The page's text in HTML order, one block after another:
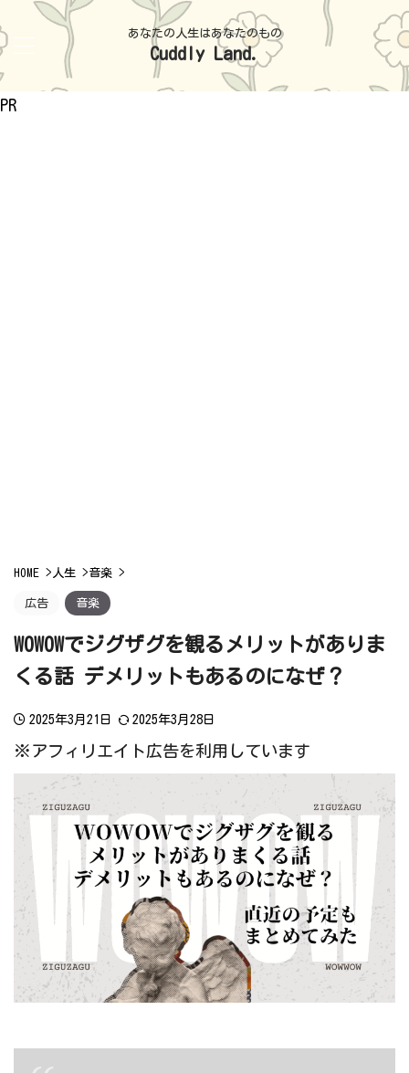
あなたの人生はあなたのもの
Cuddly Land.
PR
HOME > 人生 >音楽 >
広告 音楽
WOWOWでジグザグを観るメリットがありま
くる話 デメリットもあるのになぜ？
2025年3月21日 2025年3月28日
※アフィリエイト広告を利用しています